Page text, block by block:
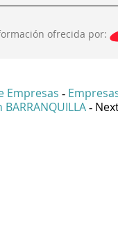
ofrecida por:
Empresas -
-